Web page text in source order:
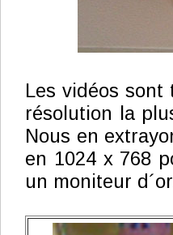
Les vidéos sont
résolution la
Nous en
en 1024 x 768
un moniteur